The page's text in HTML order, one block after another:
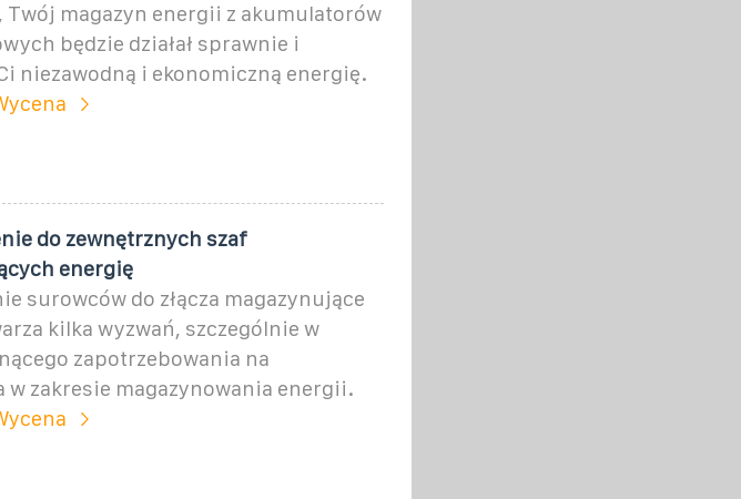
Twój magazyn energii z akumulatorów
będzie działał sprawnie i
niezawodną i ekonomiczną energię.
do zewnętrznych szaf
energię
surowców do złącza magazynujące
kilka wyzwań, szczególnie w
zapotrzebowania na
w zakresie magazynowania energii.